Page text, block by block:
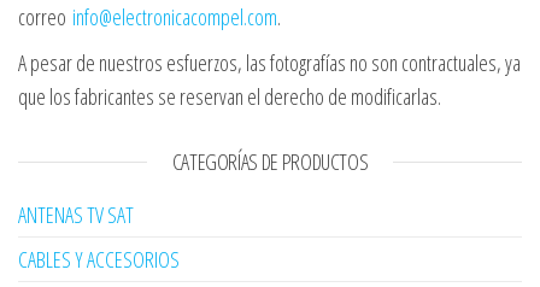
correo info@electronicacompel.com.
A pesar de nuestros esfuerzos, las fotografías no son contractuales, ya
que los fabricantes se reservan el derecho de modificarlas.
CATEGORÍAS DE PRODUCTOS
ANTENAS TV SAT
CABLES Y ACCESORIOS